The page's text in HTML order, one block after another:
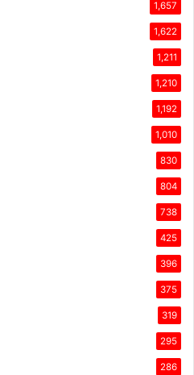
1,657
1,622
1,211
1,210
1,192
1,010
830
804
738
425
396
375
319
295
286